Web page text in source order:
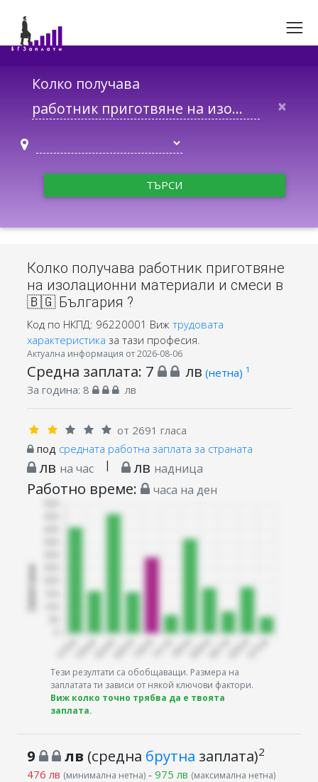
Колко получава
×
ТЪРСИ
Колко получава работник приготвяне
на изолационни материали и смеси в
🇧🇬 България ?
Код по НКПД: 96220001 Виж трудовата
характеристика за тази професия.
Актуална информация от 2026-08-06
Средна заплата: 7 лв (нетна) 1
За година: 8 лв
от 2691 гласа
под средната работна заплата за страната
лв на час | лв надница
Работно време: часа на ден
Тези резултати са обобщаващи. Размера на
заплатата ти зависи от някой ключови фактори.
Виж колко точно трябва да е твоята
заплата.
9 лв (средна брутна заплата)2
476 лв (минимална нетна)- 975 лв (максимална нетна)